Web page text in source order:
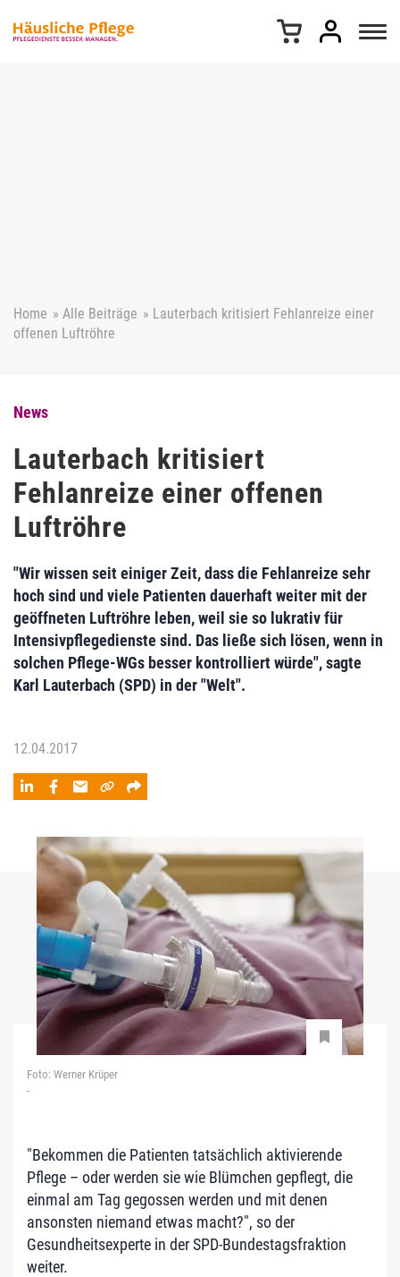
Home » Alle Beiträge » Lauterbach kritisiert Fehlanreize einer
offenen Luftröhre
News
Lauterbach kritisiert
Fehlanreize einer offenen
Luftröhre
"Wir wissen seit einiger Zeit, dass die Fehlanreize sehr
hoch sind und viele Patienten dauerhaft weiter mit der
geöffneten Luftröhre leben, weil sie so lukrativ für
Intensivpflegedienste sind. Das ließe sich lösen, wenn in
solchen Pflege-WGs besser kontrolliert würde", sagte
Karl Lauterbach (SPD) in der "Welt".
12.04.2017
Foto: Werner Krüper
-
"Bekommen die Patienten tatsächlich aktivierende
Pflege – oder werden sie wie Blümchen gepflegt, die
einmal am Tag gegossen werden und mit denen
ansonsten niemand etwas macht?", so der
Gesundheitsexperte in der SPD-Bundestagsfraktion
weiter.